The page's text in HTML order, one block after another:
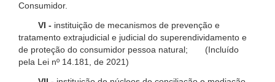
Consumidor.
VI - instituição de mecanismos de prevenção e
tratamento extrajudicial e judicial do superendividamento e
de proteção do consumidor pessoa natural; (Incluído
pela Lei nº 14.181, de 2021)